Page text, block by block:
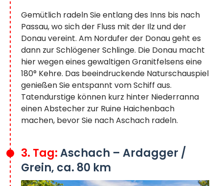
Gemütlich radeln Sie entlang des Inns bis nach
Passau, wo sich der Fluss mit der Ilz und der
Donau vereint. Am Nordufer der Donau geht es
dann zur Schlögener Schlinge. Die Donau macht
hier wegen eines gewaltigen Granitfelsens eine
180° Kehre. Das beeindruckende Naturschauspiel
genießen Sie entspannt vom Schiff aus.
Tatendurstige können kurz hinter Niederranna
einen Abstecher zur Ruine Haichenbach
machen, bevor Sie nach Aschach radeln.
3. Tag:Aschach – Ardagger /
Grein, ca. 80 km